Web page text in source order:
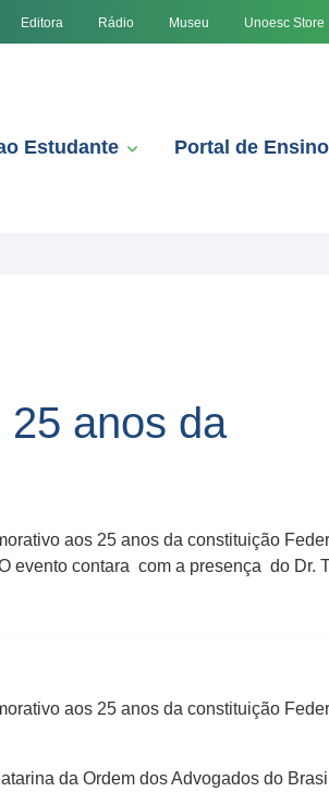
Editora Rádio Museu Unoesc Store
Estudante Portal de Ensino
anos da
aos 25 anos da constituição
evento contara com a presença do Dr.
aos 25 anos da constituição
da Ordem dos Advogados do